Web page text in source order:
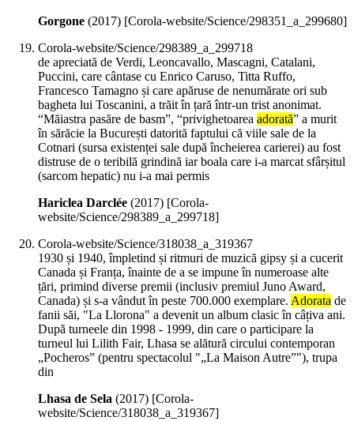
Gorgone (2017) [Corola-website/Science/298351_a_299680]
Corola-website/Science/298389_a_299718
de apreciată de Verdi, Leoncavallo, Mascagni, Catalani,
Puccini, care cântase cu Enrico Caruso, Titta Ruffo,
Francesco Tamagno și care apăruse de nenumărate ori sub
bagheta lui Toscanini, a trăit în țară într-un trist anonimat.
“Măiastra pasăre de basm”, “privighetoarea adorată” a murit
în sărăcie la București datorită faptului că viile sale de la
Cotnari (sursa existenței sale după încheierea carierei) au fost
distruse de o teribilă grindină iar boala care i-a marcat sfârșitul
(sarcom hepatic) nu i-a mai permis
Hariclea Darclée (2017) [Corola-
website/Science/298389_a_299718]
Corola-website/Science/318038_a_319367
1930 și 1940, împletind și ritmuri de muzică gipsy și a cucerit
Canada și Franța, înainte de a se impune în numeroase alte
țări, primind diverse premii (inclusiv premiul Juno Award,
Canada) și s-a vândut în peste 700.000 exemplare. Adorata de
fanii săi, "La Llorona" a devenit un album clasic în câțiva ani.
După turneele din 1998 - 1999, din care o participare la
turneul lui Lilith Fair, Lhasa se alătură circului contemporan
„Pocheros” (pentru spectacolul "„La Maison Autre”"), trupa
din
Lhasa de Sela (2017) [Corola-
website/Science/318038_a_319367]